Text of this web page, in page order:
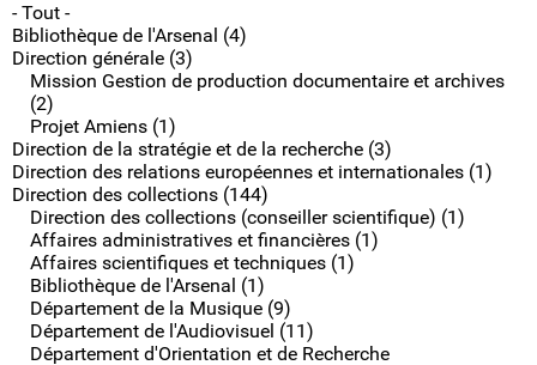
- Tout -
Bibliothèque de l'Arsenal (4)
Direction générale (3)
Mission Gestion de production documentaire et archives
(2)
Projet Amiens (1)
Direction de la stratégie et de la recherche (3)
Direction des relations européennes et internationales (1)
Direction des collections (144)
Direction des collections (conseiller scientifique) (1)
Affaires administratives et financières (1)
Affaires scientifiques et techniques (1)
Bibliothèque de l'Arsenal (1)
Département de la Musique (9)
Département de l'Audiovisuel (11)
Département d'Orientation et de Recherche